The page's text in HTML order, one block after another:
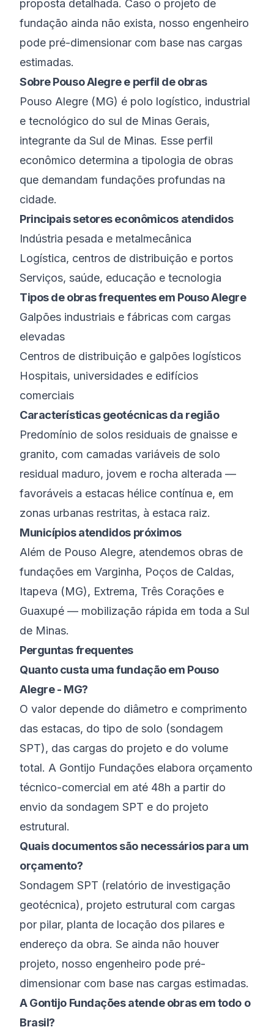
proposta detalhada. Caso o projeto de
fundação ainda não exista, nosso engenheiro
pode pré-dimensionar com base nas cargas
estimadas.
SobrePouso Alegree perfil de obras
Pouso Alegre (MG) é polo logístico, industrial
e tecnológico do sul de Minas Gerais,
integrante da Sul de Minas. Esse perfil
econômico determina a tipologia de obras
que demandam fundações profundas na
cidade.
Principais setores econômicos atendidos
Indústria pesada e metalmecânica
Logística, centros de distribuição e portos
Serviços, saúde, educação e tecnologia
Tipos de obras frequentes em Pouso Alegre
Galpões industriais e fábricas com cargas
elevadas
Centros de distribuição e galpões logísticos
Hospitais, universidades e edifícios
comerciais
Características geotécnicas da região
Predomínio de solos residuais de gnaisse e
granito, com camadas variáveis de solo
residual maduro, jovem e rocha alterada —
favoráveis a estacas hélice contínua e, em
zonas urbanas restritas, à estaca raiz.
Municípios atendidos próximos
Além de Pouso Alegre, atendemos obras de
fundações em Varginha, Poços de Caldas,
Itapeva (MG), Extrema, Três Corações e
Guaxupé — mobilização rápida em toda a Sul
de Minas.
Perguntas frequentes
Quanto custa uma fundação em Pouso
Alegre - MG?
O valor depende do diâmetro e comprimento
das estacas, do tipo de solo (sondagem
SPT), das cargas do projeto e do volume
total. A Gontijo Fundações elabora orçamento
técnico-comercial em até 48h a partir do
envio da sondagem SPT e do projeto
estrutural.
Quais documentos são necessários para um
orçamento?
Sondagem SPT (relatório de investigação
geotécnica), projeto estrutural com cargas
por pilar, planta de locação dos pilares e
endereço da obra. Se ainda não houver
projeto, nosso engenheiro pode pré-
dimensionar com base nas cargas estimadas.
A Gontijo Fundações atende obras em todo o
Brasil?